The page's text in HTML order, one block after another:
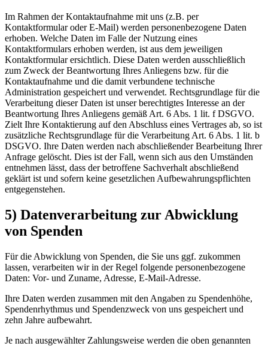
Im Rahmen der Kontaktaufnahme mit uns (z.B. per
Kontaktformular oder E-Mail) werden personenbezogene Daten
erhoben. Welche Daten im Falle der Nutzung eines
Kontaktformulars erhoben werden, ist aus dem jeweiligen
Kontaktformular ersichtlich. Diese Daten werden ausschließlich
zum Zweck der Beantwortung Ihres Anliegens bzw. für die
Kontaktaufnahme und die damit verbundene technische
Administration gespeichert und verwendet. Rechtsgrundlage für die
Verarbeitung dieser Daten ist unser berechtigtes Interesse an der
Beantwortung Ihres Anliegens gemäß Art. 6 Abs. 1 lit. f DSGVO.
Zielt Ihre Kontaktierung auf den Abschluss eines Vertrages ab, so ist
zusätzliche Rechtsgrundlage für die Verarbeitung Art. 6 Abs. 1 lit. b
DSGVO. Ihre Daten werden nach abschließender Bearbeitung Ihrer
Anfrage gelöscht. Dies ist der Fall, wenn sich aus den Umständen
entnehmen lässt, dass der betroffene Sachverhalt abschließend
geklärt ist und sofern keine gesetzlichen Aufbewahrungspflichten
entgegenstehen.
5) Datenverarbeitung zur Abwicklung
von Spenden
Für die Abwicklung von Spenden, die Sie uns ggf. zukommen
lassen, verarbeiten wir in der Regel folgende personenbezogene
Daten: Vor- und Zuname, Adresse, E-Mail-Adresse.
Ihre Daten werden zusammen mit den Angaben zu Spendenhöhe,
Spendenrhythmus und Spendenzweck von uns gespeichert und
zehn Jahre aufbewahrt.
Je nach ausgewählter Zahlungsweise werden die oben genannten